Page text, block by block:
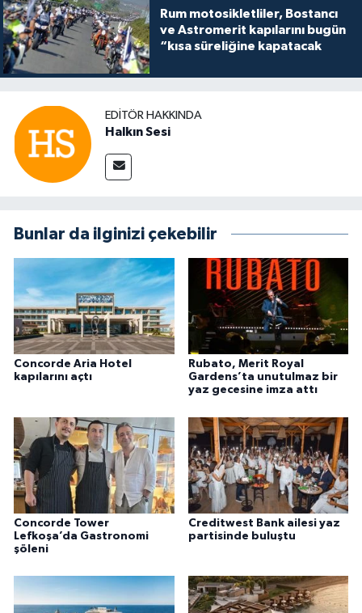
Rum motosikletliler, Bostancı
ve Astromerit kapılarını bugün
“kısa süreliğine kapatacak
EDITÖR HAKKINDA
Halkın Sesi
Bunlar da ilginizi çekebilir
Concorde Aria Hotel
kapılarını açtı
Rubato, Merit Royal
Gardens’ta unutulmaz bir
yaz gecesine imza attı
Concorde Tower
Lefkoşa’da Gastronomi
şöleni
Creditwest Bank ailesi yaz
partisinde buluştu